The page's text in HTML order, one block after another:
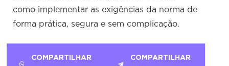
como implementar as exigências da norma de
forma prática, segura e sem complicação.
COMPARTILHAR
COMPARTILHAR